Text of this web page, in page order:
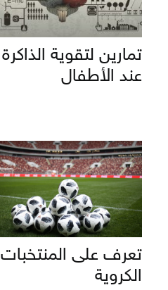
تمارين لتقوية الذاكرة
عند الأطفال
تعرف على المنتخبات
الكروية